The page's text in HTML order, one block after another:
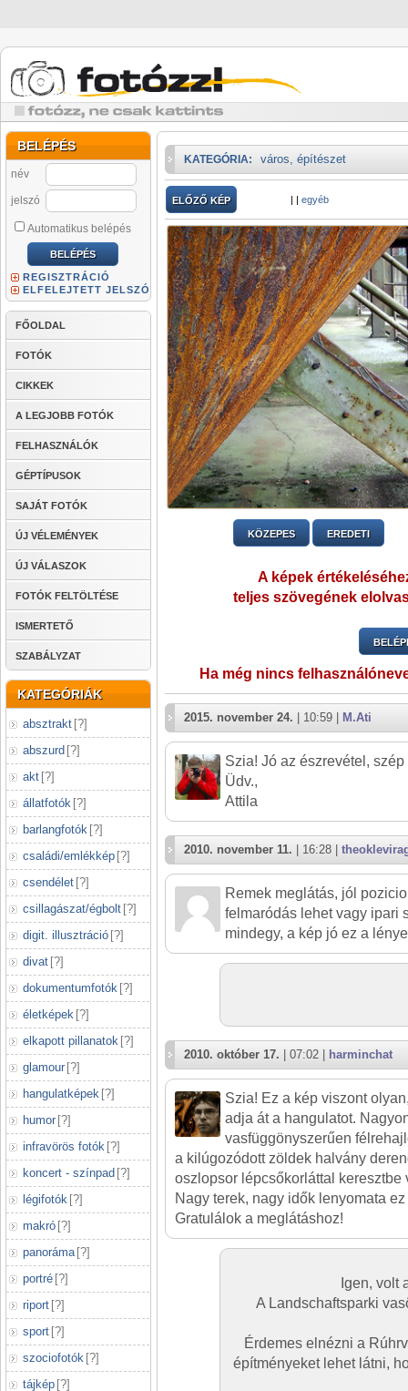
BELÉPÉS
név
jelszó
Automatikus belépés
REGISZTRÁCIÓ
ELFELEJTETT JELSZÓ
FŐOLDAL
FOTÓK
CIKKEK
A LEGJOBB FOTÓK
FELHASZNÁLÓK
GÉPTÍPUSOK
SAJÁT FOTÓK
ÚJ VÉLEMÉNYEK
ÚJ VÁLASZOK
FOTÓK FELTÖLTÉSE
ISMERTETŐ
SZABÁLYZAT
KATEGÓRIÁK
absztrakt [?]
abszurd [?]
akt [?]
állatfotók [?]
barlangfotók [?]
családi/emlékkép [?]
csendélet [?]
csillagászat/égbolt [?]
digit. illusztráció [?]
divat [?]
dokumentumfotók [?]
életképek [?]
elkapott pillanatok [?]
glamour [?]
hangulatképek [?]
humor [?]
infravörös fotók [?]
koncert - színpad [?]
légifotók [?]
makró [?]
panoráma [?]
portré [?]
riport [?]
sport [?]
szociofotók [?]
tájkép [?]
KATEGÓRIA: város, építészet
ELŐZŐ KÉP | | egyéb
KÖZEPES EREDETI
A képek
teljes szövegének
Ha még nincs
2015. november 24. | 10:59 | M.Ati
Szia! Jó az észrevétel,
Üdv.,
Attila
2010. november 11. | 16:28 |
Remek meglátás, jól
felmaródás lehet vagy ipari
mindegy, a kép jó ez a
2010. október 17. | 07:02 | harminchat
Szia! Ez a kép viszont
adja át a hangulatot.
vasfüggönyszerűen
a kilúgozódott zöldek halvány
oszlopsor lépcsőkorláttal keresztbe
Nagy terek, nagy idők lenyomata
Gratulálok a meglátáshoz!
Igen, volt
A Landschaftsparki
Érdemes elnézni a
építményeket lehet látni,